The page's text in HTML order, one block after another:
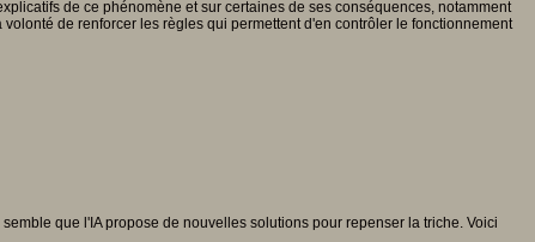
de ce phénomène et sur certaines de ses conséquences, notamment
de renforcer les règles qui permettent d'en contrôler le fonctionnement
que l'IA propose de nouvelles solutions pour repenser la triche. Voici